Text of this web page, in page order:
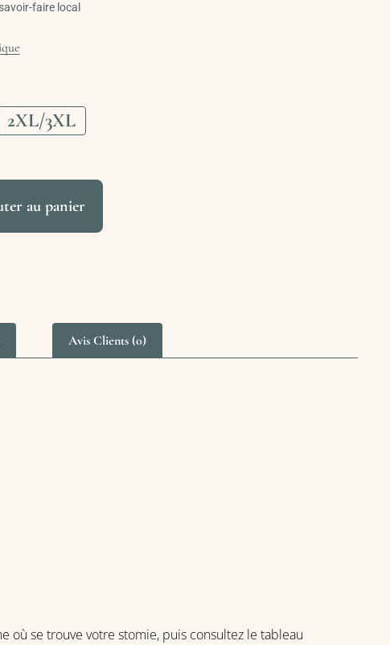
faire local
2XL/3XL
au panier
Avis Clients (0)
où se trouve votre stomie, puis consultez le tableau